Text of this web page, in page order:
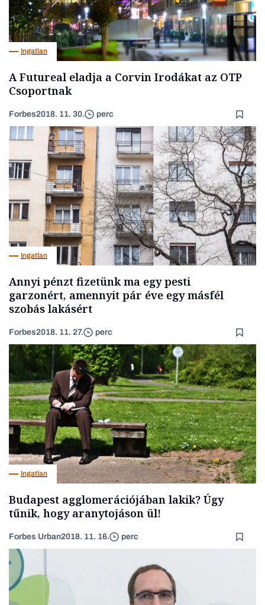
Ingatlan
A Futureal eladja a Corvin Irodákat az OTP
Csoportnak
Forbes2018. 11. 30. perc
Ingatlan
Annyi pénzt fizetünk ma egy pesti
garzonért, amennyit pár éve egy másfél
szobás lakásért
Forbes2018. 11. 27. perc
Ingatlan
Budapest agglomerációjában lakik? Úgy
tűnik, hogy aranytojáson ül!
Forbes Urban2018. 11. 16. perc